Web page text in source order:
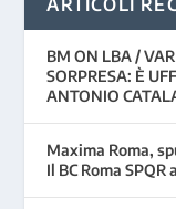
ARTICOLI
BM ON LBA /
SORPRESA: È
ANTONIO
Maxima Roma,
Il BC Roma